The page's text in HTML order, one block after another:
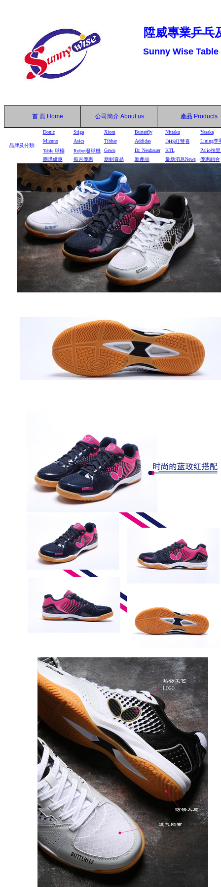
陞威專業乒乓
Sunny Wise
首 頁 Home 公司簡介 About us 產品 Products
品牌及分類:
Donic Stiga Xiom Butterfly Nittaku
Yasaka
Mizuno
Asics Tibhar Addidas DHS紅雙喜
Lining李
Table 球檯 Robot發球機 Gewo Dr. Neubauer KTL
Palio拍
團購優惠
每月優惠 新到貨品 新產品 最新消息News 優惠組合